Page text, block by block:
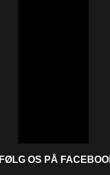
FØLG OS PÅ